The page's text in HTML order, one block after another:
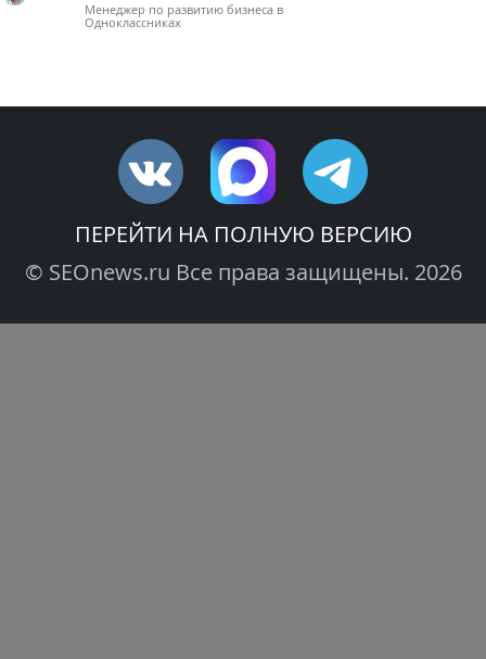
Менеджер по развитию бизнеса в
Одноклассниках
ПЕРЕЙТИ НА ПОЛНУЮ ВЕРСИЮ
© SEOnews.ru Все права защищены. 2026